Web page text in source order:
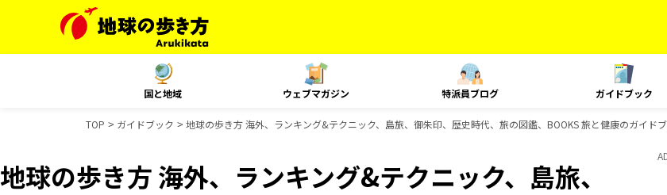
国と地域 ウェブマガジン 特派員ブログ ガイドブック
TOP ガイドブック 地球の歩き方 海外、ランキング&テクニック、島旅、御朱印、歴史時代、旅の図鑑、BOOKS 旅と健康のガイド
地球の歩き方 海外、ランキング&テクニック、島旅、